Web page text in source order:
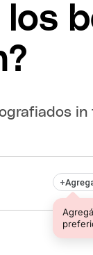
+